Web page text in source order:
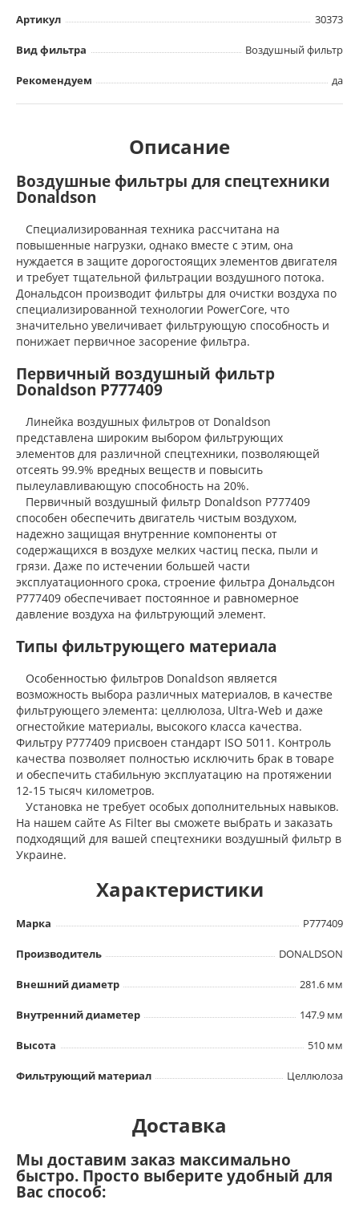
Артикул 30373
Вид фильтра Воздушный фильтр
Рекомендуем да
Описание
Воздушные фильтры для спецтехники
Donaldson
Специализированная техника рассчитана на
повышенные нагрузки, однако вместе с этим, она
нуждается в защите дорогостоящих элементов двигателя
и требует тщательной фильтрации воздушного потока.
Дональдсон производит фильтры для очистки воздуха по
специализированной технологии PowerCore, что
значительно увеличивает фильтрующую способность и
понижает первичное засорение фильтра.
Первичный воздушный фильтр
Donaldson P777409
Линейка воздушных фильтров от Donaldson
представлена широким выбором фильтрующих
элементов для различной спецтехники, позволяющей
отсеять 99.9% вредных веществ и повысить
пылеулавливающую способность на 20%.
Первичный воздушный фильтр Donaldson P777409
способен обеспечить двигатель чистым воздухом,
надежно защищая внутренние компоненты от
содержащихся в воздухе мелких частиц песка, пыли и
грязи. Даже по истечении большей части
эксплуатационного срока, строение фильтра Дональдсон
P777409 обеспечивает постоянное и равномерное
давление воздуха на фильтрующий элемент.
Типы фильтрующего материала
Особенностью фильтров Donaldson является
возможность выбора различных материалов, в качестве
фильтрующего элемента: целлюлоза, Ultra-Web и даже
огнестойкие материалы, высокого класса качества.
Фильтру P777409 присвоен стандарт ISO 5011. Контроль
качества позволяет полностью исключить брак в товаре
и обеспечить стабильную эксплуатацию на протяжении
12-15 тысяч километров.
Установка не требует особых дополнительных навыков.
На нашем сайте As Filter вы сможете выбрать и заказать
подходящий для вашей спецтехники воздушный фильтр в
Украине.
Характеристики
Марка P777409
Производитель DONALDSON
Внешний диаметр 281.6 мм
Внутренний диаметер 147.9 мм
Высота 510 мм
Фильтрующий материал Целлюлоза
Доставка
Мы доставим заказ максимально
быстро. Просто выберите удобный для
Вас способ: